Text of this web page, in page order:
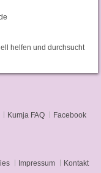
helfen und durchsucht
Kumja FAQ Facebook
Impressum
Kontakt